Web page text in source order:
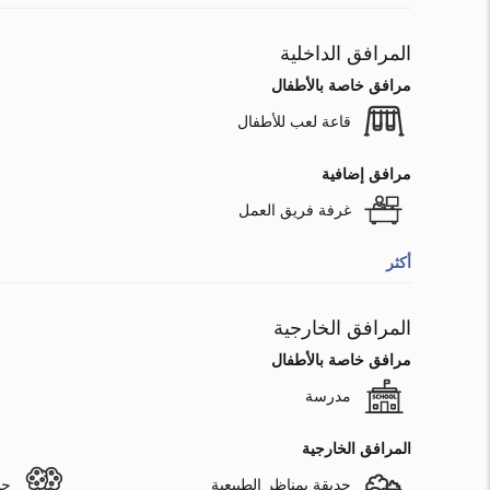
المرافق الداخلية
مرافق خاصة بالأطفال
قاعة لعب للأطفال
مرافق إضافية
غرفة فريق العمل
أكثر
المرافق الخارجية
مرافق خاصة بالأطفال
مدرسة
المرافق الخارجية
حديقة بمناظر الطبيعية